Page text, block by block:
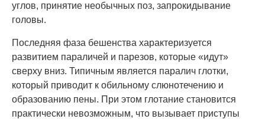
углов, принятие необычных поз, запрокидывание
головы.
Последняя фаза бешенства характеризуется
развитием параличей и парезов, которые «идут»
сверху вниз. Типичным является паралич глотки,
который приводит к обильному слюнотечению и
образованию пены. При этом глотание становится
практически невозможным, что вызывает приступы